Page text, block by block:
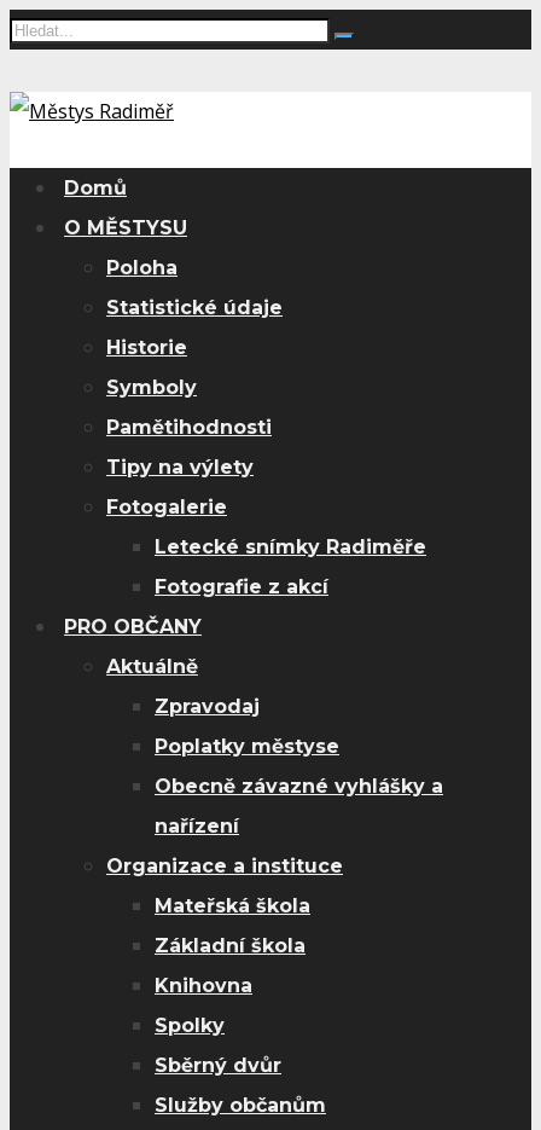
Domů
O MĚSTYSU
Poloha
Statistické údaje
Historie
Symboly
Pamětihodnosti
Tipy na výlety
Fotogalerie
Letecké snímky Radiměře
Fotografie z akcí
PRO OBČANY
Aktuálně
Zpravodaj
Poplatky městyse
Obecně závazné vyhlášky a
nařízení
Organizace a instituce
Mateřská škola
Základní škola
Knihovna
Spolky
Sběrný dvůr
Služby občanům